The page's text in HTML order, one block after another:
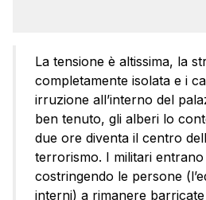
La tensione è altissima, la
completamente isolata e i
irruzione all’interno del
ben tenuto, gli alberi lo
due ore diventa il centro
terrorismo. I militari
costringendo le persone
interni) a rimanere